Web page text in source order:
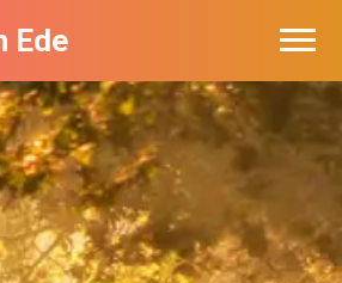
Ede
in Ede